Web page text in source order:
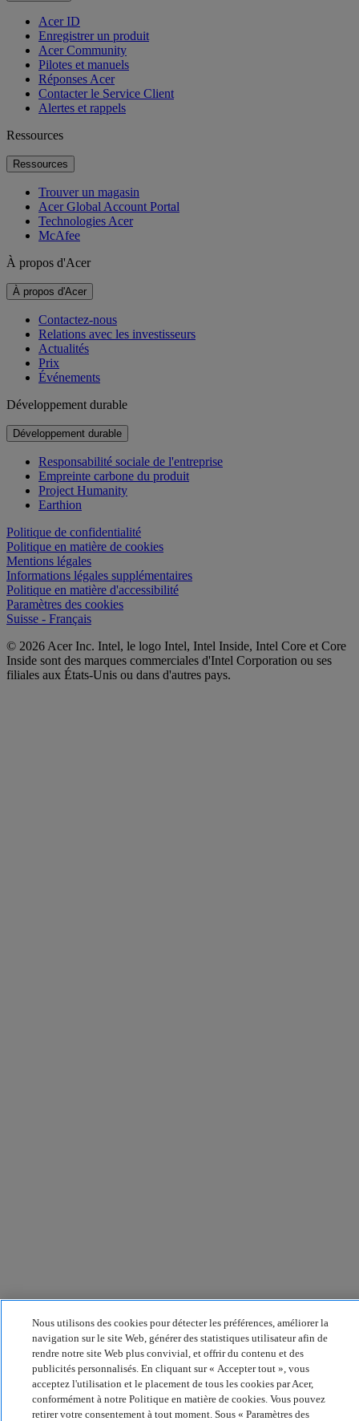
Acer ID
Enregistrer un produit
Acer Community
Pilotes et manuels
Réponses Acer
Contacter le Service Client
Alertes et rappels
Ressources
Ressources
Trouver un magasin
Acer Global Account Portal
Technologies Acer
McAfee
À propos d'Acer
À propos d'Acer
Contactez-nous
Relations avec les investisseurs
Actualités
Prix
Événements
Développement durable
Développement durable
Responsabilité sociale de l'entreprise
Empreinte carbone du produit
Project Humanity
Earthion
Politique de confidentialité
Politique en matière de cookies
Mentions légales
Informations légales supplémentaires
Politique en matière d'accessibilité
Paramètres des cookies
Suisse - Français
© 2026 Acer Inc. Intel, le logo Intel, Intel Inside, Intel Core et Core
Inside sont des marques commerciales d'Intel Corporation ou ses
filiales aux États-Unis ou dans d'autres pays.
Nous utilisons des cookies pour détecter les préférences, améliorer la
navigation sur le site Web, générer des statistiques utilisateur afin de
rendre notre site Web plus convivial, et offrir du contenu et des
publicités personnalisés. En cliquant sur « Accepter tout », vous
acceptez l'utilisation et le placement de tous les cookies par Acer,
conformément à notre Politique en matière de cookies. Vous pouvez
retirer votre consentement à tout moment. Sous « Paramètres des